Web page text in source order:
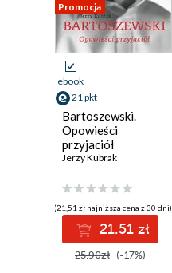
Promocja
ebook
21 pkt
Bartoszewski.
Opowieści
przyjaciół
Jerzy Kubrak
(21,51 zł najniższa cena z 30 dni)
21.51 zł
25.90zł (-17%)